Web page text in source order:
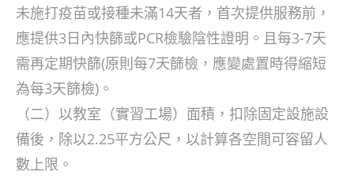
未施打疫苗或接種未滿14天者，首次提供服務前，
應提供3日內快篩或PCR檢驗陰性證明。且每3-7天
需再定期快篩(原則每7天篩檢，應變處置時得縮短
為每3天篩檢)。
（二）以教室（實習工場）面積，扣除固定設施設
備後，除以2.25平方公尺，以計算各空間可容留人
數上限。